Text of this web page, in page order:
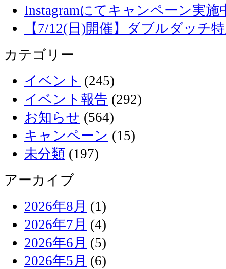
Instagramにてキャンペーン実施
【7/12(日)開催】ダブルダッチ
カテゴリー
イベント (245)
イベント報告 (292)
お知らせ (564)
キャンペーン (15)
未分類 (197)
アーカイブ
2026年8月 (1)
2026年7月 (4)
2026年6月 (5)
2026年5月 (6)